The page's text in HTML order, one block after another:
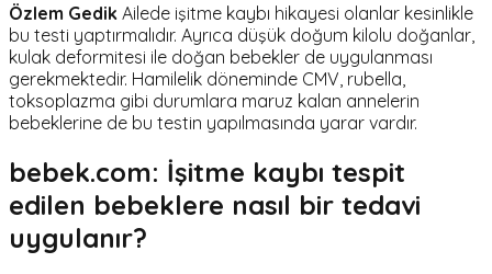
Özlem Gedik Ailede işitme kaybı hikayesi olanlar kesinlikle
bu testi yaptırmalıdır. Ayrıca düşük doğum kilolu doğanlar,
kulak deformitesi ile doğan bebekler de uygulanması
gerekmektedir. Hamilelik döneminde CMV, rubella,
toksoplazma gibi durumlara maruz kalan annelerin
bebeklerine de bu testin yapılmasında yarar vardır.
bebek.com: İşitme kaybı tespit
edilen bebeklere nasıl bir tedavi
uygulanır?